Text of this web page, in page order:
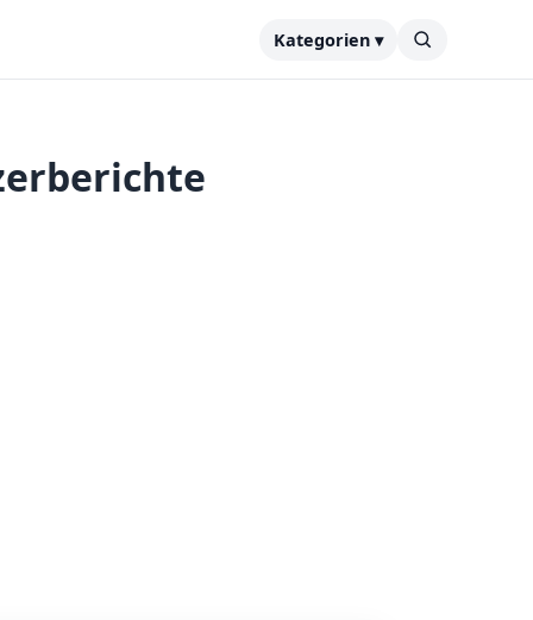
Kategorien ▾